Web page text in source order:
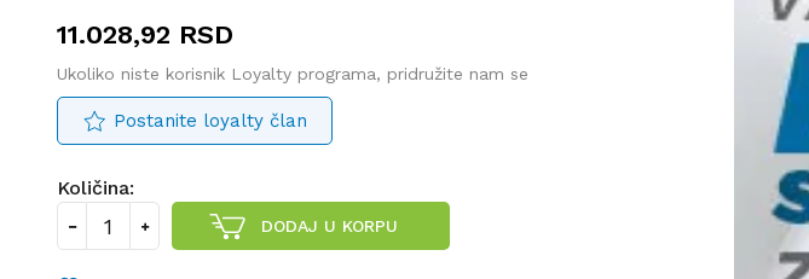
11.028,92 RSD
Ukoliko niste korisnik Loyalty programa, pridružite nam se
Postanite loyalty član
Količina:
DODAJ U KORPU